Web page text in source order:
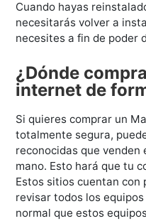
Cuando hayas
necesitarás volver a
necesites a fin de poder
¿Dónde
internet de
Si quieres comprar un
totalmente segura,
reconocidas que venden
mano. Esto hará que tu
Estos sitios cuentan con
revisar todos los
normal que estos